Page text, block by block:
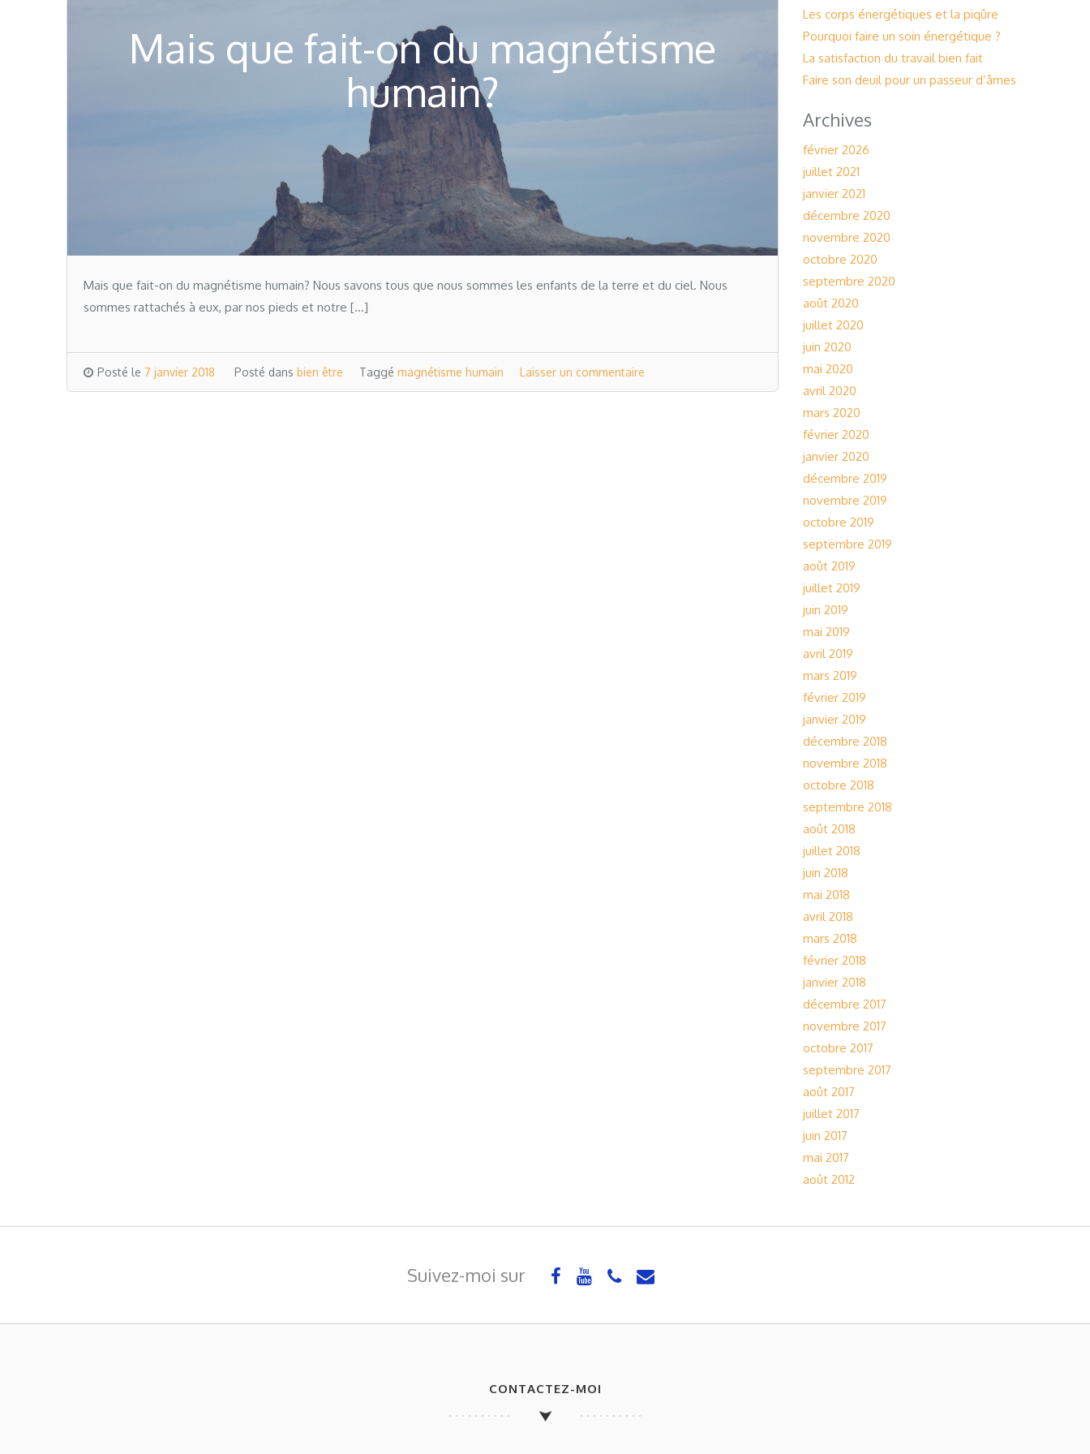
Mais que fait-on du magnétisme
humain?
Mais que fait-on du magnétisme humain? Nous savons tous que nous sommes les enfants de la terre et du ciel. Nous
sommes rattachés à eux, par nos pieds et notre […]
Posté le 7 janvier 2018 Posté dans bien être Taggé magnétisme humain Laisser un commentaire
Les corps énergétiques et la piqûre
Pourquoi faire un soin énergétique ?
La satisfaction du travail bien fait
Faire son deuil pour un passeur d’âmes
Archives
février 2026
juillet 2021
janvier 2021
décembre 2020
novembre 2020
octobre 2020
septembre 2020
août 2020
juillet 2020
juin 2020
mai 2020
avril 2020
mars 2020
février 2020
janvier 2020
décembre 2019
novembre 2019
octobre 2019
septembre 2019
août 2019
juillet 2019
juin 2019
mai 2019
avril 2019
mars 2019
février 2019
janvier 2019
décembre 2018
novembre 2018
octobre 2018
septembre 2018
août 2018
juillet 2018
juin 2018
mai 2018
avril 2018
mars 2018
février 2018
janvier 2018
décembre 2017
novembre 2017
octobre 2017
septembre 2017
août 2017
juillet 2017
juin 2017
mai 2017
août 2012
Suivez-moi sur
CONTACTEZ-MOI